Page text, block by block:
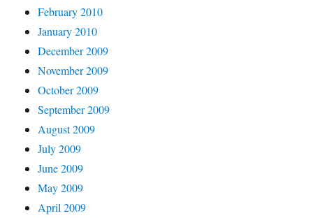
February 2010
January 2010
December 2009
November 2009
October 2009
September 2009
August 2009
July 2009
June 2009
May 2009
April 2009